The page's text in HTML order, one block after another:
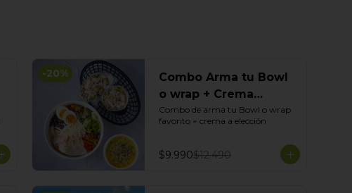
-20%
Combo Arma tu Bowl
o wrap + Crema
elección
Combo de arma tu Bowl o wrap
favorito + crema a elección
$9.990$12.490